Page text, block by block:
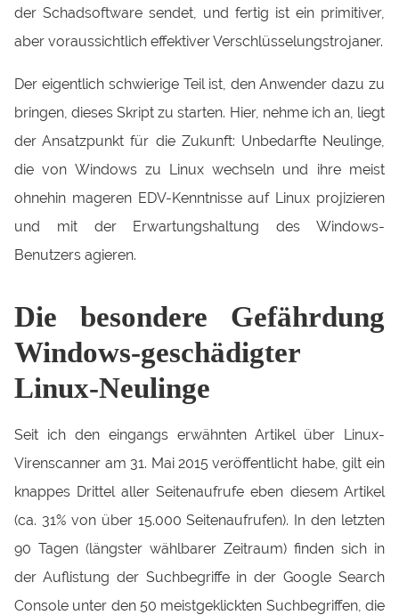
der Schadsoftware sendet, und fertig ist ein primitiver,
aber voraussichtlich effektiver Verschlüsselungstrojaner.
Der eigentlich schwierige Teil ist, den Anwender dazu zu
bringen, dieses Skript zu starten. Hier, nehme ich an, liegt
der Ansatzpunkt für die Zukunft: Unbedarfte Neulinge,
die von Windows zu Linux wechseln und ihre meist
ohnehin mageren EDV-Kenntnisse auf Linux projizieren
und mit der Erwartungshaltung des Windows-
Benutzers agieren.
Die besondere Gefährdung
Windows-geschädigter
Linux-Neulinge
Seit ich den eingangs erwähnten Artikel über Linux-
Virenscanner am 31. Mai 2015 veröffentlicht habe, gilt ein
knappes Drittel aller Seitenaufrufe eben diesem Artikel
(ca. 31% von über 15.000 Seitenaufrufen). In den letzten
90 Tagen (längster wählbarer Zeitraum) finden sich in
der Auflistung der Suchbegriffe in der Google Search
Console unter den 50 meistgeklickten Suchbegriffen, die